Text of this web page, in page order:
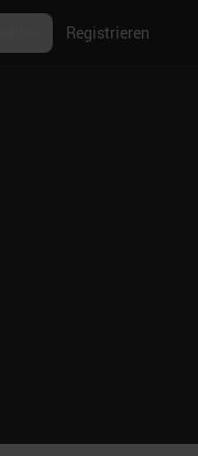
Registrieren